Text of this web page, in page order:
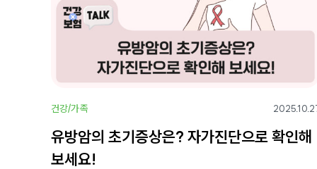
건강/가족
유방암의 초기증상은? 자가진단으로 확인해
보세요!